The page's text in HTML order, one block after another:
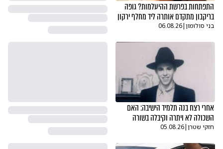
התפתחות בפרשת ההיעלמות? גופה
בריקבון מתקדם אותרה ליד מחלף ירקון
בני סולומון|
06.08.26
אחרי רצח בנה תלמיד הישיבה: האם
השכולה לא ויתרה וקיבלה בשורה
חזקי שטרן|
05.08.26